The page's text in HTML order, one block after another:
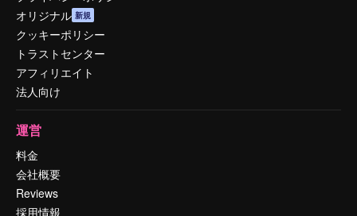
オリジナル 新規
クッキーポリシー
トラストセンター
アフィリエイト
法人向け
運営
料金
会社概要
Reviews
採用情報